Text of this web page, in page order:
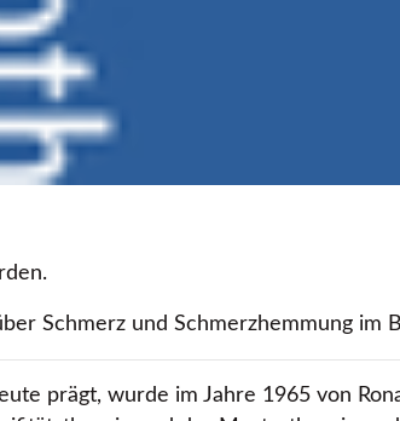
Schmerz und Schmerzhemmung im
prägt, wurde im Jahre 1965 von